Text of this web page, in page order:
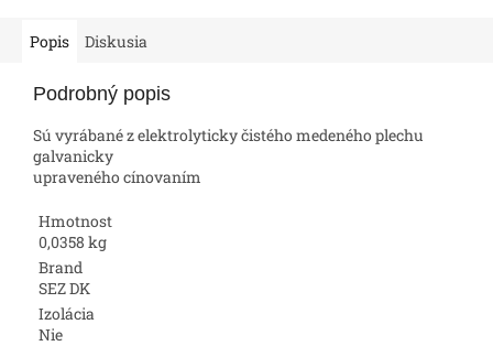
Popis Diskusia
Podrobný popis
Sú vyrábané z elektrolyticky čistého medeného plechu
galvanicky
upraveného cínovaním
Hmotnost
0,0358 kg
Brand
SEZ DK
Izolácia
Nie